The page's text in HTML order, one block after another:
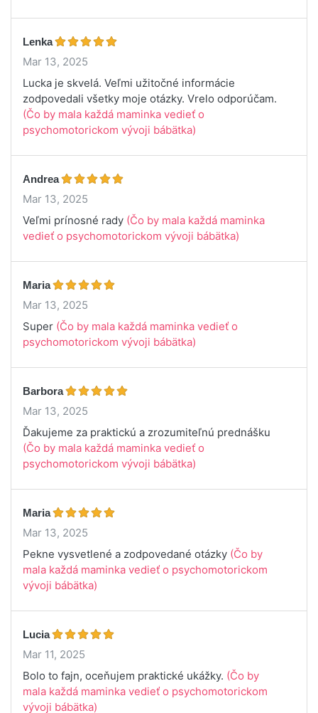
Lenka
Mar 13, 2025
Lucka je skvelá. Veľmi užitočné informácie
zodpovedali všetky moje otázky. Vrelo odporúčam.
(Čo by mala každá maminka vedieť o
psychomotorickom vývoji bábätka)
Andrea
Mar 13, 2025
Veľmi prínosné rady (Čo by mala každá maminka
vedieť o psychomotorickom vývoji bábätka)
Maria
Mar 13, 2025
Super (Čo by mala každá maminka vedieť o
psychomotorickom vývoji bábätka)
Barbora
Mar 13, 2025
Ďakujeme za praktickú a zrozumiteľnú prednášku
(Čo by mala každá maminka vedieť o
psychomotorickom vývoji bábätka)
Maria
Mar 13, 2025
Pekne vysvetlené a zodpovedané otázky (Čo by
mala každá maminka vedieť o psychomotorickom
vývoji bábätka)
Lucia
Mar 11, 2025
Bolo to fajn, oceňujem praktické ukážky. (Čo by
mala každá maminka vedieť o psychomotorickom
vývoji bábätka)